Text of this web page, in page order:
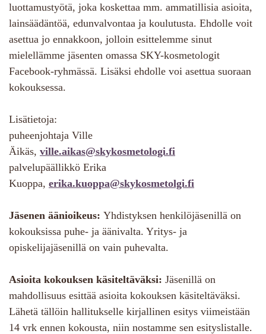
luottamustyötä, joka koskettaa mm. ammatillisia asioita,
lainsäädäntöä, edunvalvontaa ja koulutusta. Ehdolle voit
asettua jo ennakkoon, jolloin esittelemme sinut
mielellämme jäsenten omassa SKY-kosmetologit
Facebook-ryhmässä. Lisäksi ehdolle voi asettua suoraan
kokouksessa.
Lisätietoja:
puheenjohtaja Ville
Äikäs, ville.aikas@skykosmetologi.fi
palvelupäällikkö Erika
Kuoppa, erika.kuoppa@skykosmetolgi.fi
Jäsenen äänioikeus: Yhdistyksen henkilöjäsenillä on
kokouksissa puhe- ja äänivalta. Yritys- ja
opiskelijajäsenillä on vain puhevalta.
Asioita kokouksen käsiteltäväksi: Jäsenillä on
mahdollisuus esittää asioita kokouksen käsiteltäväksi.
Lähetä tällöin hallitukselle kirjallinen esitys viimeistään
14 vrk ennen kokousta, niin nostamme sen esityslistalle.